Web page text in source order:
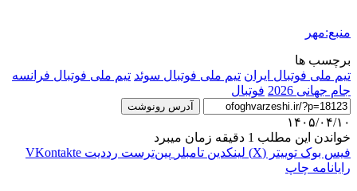
منبع:مهر
برچسب ها
تیم ملی فوتبال ایران تیم ملی فوتبال سوئد تیم ملی فوتبال فرانسه
جام جهانی 2026
فوتبال
آدرس رونوشت
۱۴۰۵/۰۴/۱۰
خواندن این مطلب 1 دقیقه زمان میبرد
فیس بوک توییتر (X) لینکدین ‫تامبلر ‫پین‌ترست ‫رددیت ‫VKontakte
رایانامه چاپ